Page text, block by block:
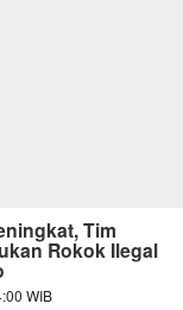
Tim
Rokok Ilegal
WIB